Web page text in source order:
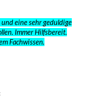
eine sehr geduldige
Immer Hilfsbereit.
Fachwissen.